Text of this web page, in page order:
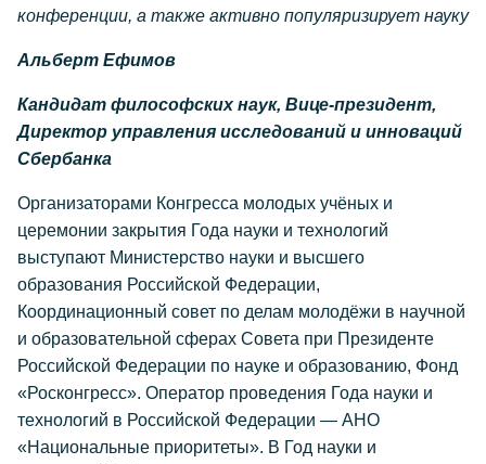
конференции, а также активно популяризирует науку
Альберт Ефимов
Кандидат философских наук, Вице-президент,
Директор управления исследований и инноваций
Сбербанка
Организаторами Конгресса молодых учёных и
церемонии закрытия Года науки и технологий
выступают Министерство науки и высшего
образования Российской Федерации,
Координационный совет по делам молодёжи в научной
и образовательной сферах Совета при Президенте
Российской Федерации по науке и образованию, Фонд
«Росконгресс». Оператор проведения Года науки и
технологий в Российской Федерации — АНО
«Национальные приоритеты». В Год науки и